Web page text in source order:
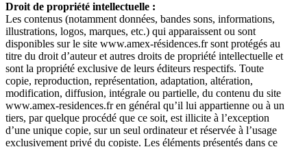
Droit de propriété intellectuelle :
Les contenus (notamment données, bandes sons, informations,
illustrations, logos, marques, etc.) qui apparaissent ou sont
disponibles sur le site www.amex-résidences.fr sont protégés au
titre du droit d’auteur et autres droits de propriété intellectuelle et
sont la propriété exclusive de leurs éditeurs respectifs. Toute
copie, reproduction, représentation, adaptation, altération,
modification, diffusion, intégrale ou partielle, du contenu du site
www.amex-residences.fr en général qu’il lui appartienne ou à un
tiers, par quelque procédé que ce soit, est illicite à l’exception
d’une unique copie, sur un seul ordinateur et réservée à l’usage
exclusivement privé du copiste. Les éléments présentés dans ce